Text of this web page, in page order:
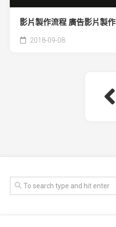
影片製作流程 廣告影片製作
2018-09-08